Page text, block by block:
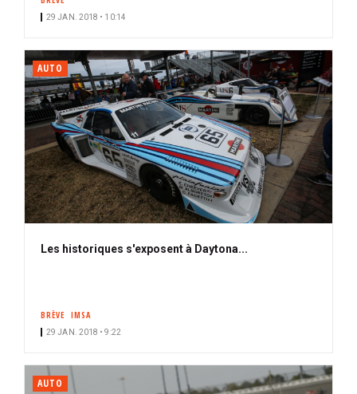
29 JAN. 2018 • 10:14
AUTO
Les historiques s'exposent à Daytona...
BRÈVE IMSA
29 JAN. 2018 • 9:22
AUTO